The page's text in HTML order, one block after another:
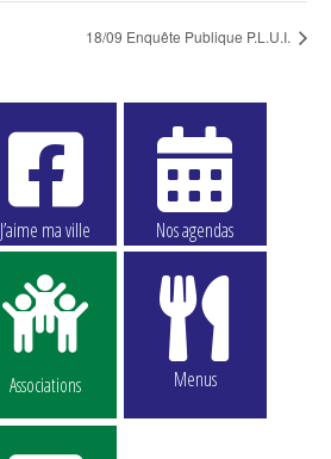
18/09 Enquête Publique P.L.U.I.
J’aime ma ville Nos agendas
Associations Menus